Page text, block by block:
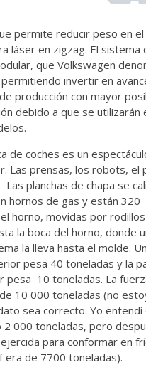
permite reducir peso en el
láser en zigzag. El sistema
que Volkswagen
invertir en
producción con mayor
debido a que se utilizarán
de coches es un
Las prensas, los robots, el
planchas de chapa se
hornos de gas y están 320
horno, movidas por rodillos
la boca del horno, donde
la lleva hasta el molde.
pesa 40 toneladas y la
pesa 10 toneladas. La
10 000 toneladas (no
sea correcto. Yo entendí
000 toneladas, pero
para conformar en
era de 7700 toneladas).